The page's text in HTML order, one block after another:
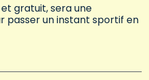
gratuit, sera une
passer un instant sportif en